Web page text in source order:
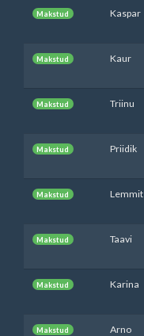
Makstud Kaspar
Makstud Kaur
Makstud Triinu
Makstud Priidik
Makstud Lemmit
Makstud Taavi
Makstud Karina
Makstud Arno